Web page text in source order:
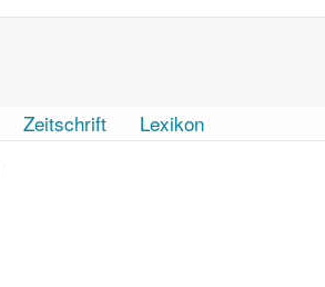
Zeitschrift Lexikon